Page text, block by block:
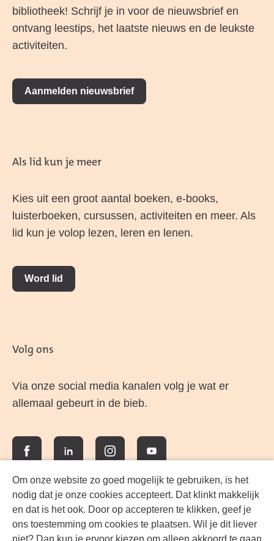
Om onze website zo goed mogelijk te gebruiken, is het
nodig dat je onze cookies accepteert. Dat klinkt makkelijk
en dat is het ook. Door op accepteren te klikken, geef je
ons toestemming om cookies te plaatsen. Wil je dit liever
niet? Dan kun je ervoor kiezen om alleen akkoord te gaan
bibliotheek! Schrijf je in voor de nieuwsbrief en
ontvang leestips, het laatste nieuws en de leukste
activiteiten.
Aanmelden nieuwsbrief
Als lid kun je meer
Kies uit een groot aantal boeken, e-books,
luisterboeken, cursussen, activiteiten en meer. Als
lid kun je volop lezen, leren en lenen.
Word lid
Volg ons
Via onze social media kanalen volg je wat er
allemaal gebeurt in de bieb.
FacebookLinkedIn InstagramYouTube